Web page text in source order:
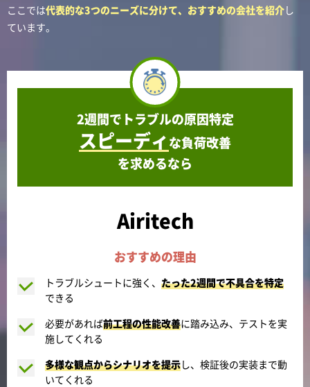
ここでは代表的な3つのニーズに分けて、おすすめの会社を紹介し
ています。
2週間でトラブルの原因特定
スピーディな負荷改善
を求めるなら
Airitech
おすすめの理由
トラブルシュートに強く、 たった2週間で不具合を特定
できる
必要があれば前工程の性能改善に踏み込み、テストを実
施してくれる
多様な観点からシナリオを提示し、検証後の実装まで動
いてくれる